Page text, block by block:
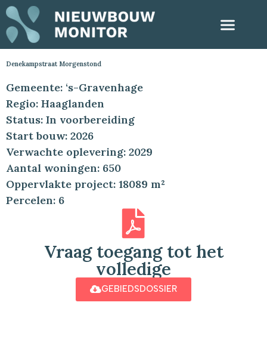
Denekampstraat Morgenstond
Gemeente: ‘s-Gravenhage
Regio: Haaglanden
Status: In voorbereiding
Start bouw: 2026
Verwachte oplevering: 2029
Aantal woningen: 650
Oppervlakte project: 18089 m²
Percelen: 6
Vraag toegang tot het
volledige
GEBIEDSDOSSIER